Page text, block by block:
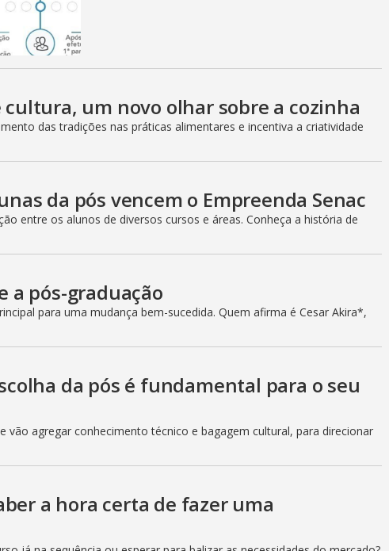
um novo olhar sobre a cozinha
das tradições nas práticas alimentares e incentiva a criatividade
da pós vencem o Empreenda Senac
entre os alunos de diversos cursos e áreas. Conheça a história de
a pós-graduação
para uma mudança bem-sucedida. Quem afirma é Cesar Akira*,
da pós é fundamental para o seu
vão agregar conhecimento técnico e bagagem cultural, para direcionar
a hora certa de fazer uma